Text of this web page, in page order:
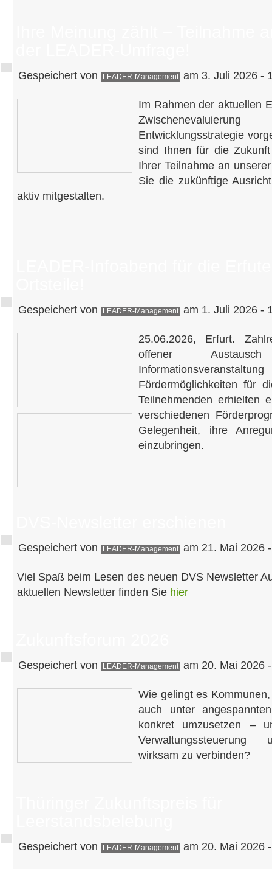
Gespeichert von LEADER-Management am 3. Juli 2026 -
Im Rahmen der aktuellen
Entwicklungsstrategie
sind Ihnen für die
Ihrer Teilnahme an
Sie die zukünftige
aktiv mitgestalten.
Gespeichert von LEADER-Management am 1. Juli 2026 -
25.06.2026, Erfurt.
offener
Fördermöglichkeiten für
Teilnehmenden erhielten
verschiedenen
Gelegenheit, ihre
einzubringen.
Gespeichert von LEADER-Management am 21. Mai 2026
Viel Spaß beim Lesen des neuen DVS Newsletter
aktuellen Newsletter finden Sie hier
Gespeichert von LEADER-Management am 20. Mai 2026
Wie gelingt es
auch unter
konkret umzusetzen –
Verwaltungssteuerung
wirksam zu verbinden?
Gespeichert von LEADER-Management am 20. Mai 2026